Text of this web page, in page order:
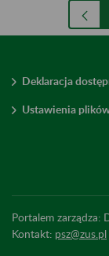
Deklaracja
Ustawienia
Portalem zarządza:
Kontakt: psz@zus.pl